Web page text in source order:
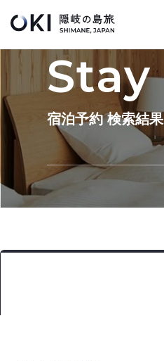
Stay
宿泊予約 検索結果